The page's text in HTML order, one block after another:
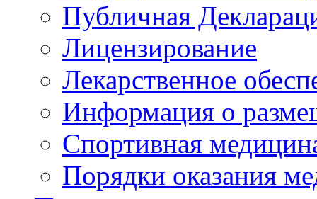
Публичная
Лицензирование
Лекарственное
Информация о
Спортивная
Порядки оказания